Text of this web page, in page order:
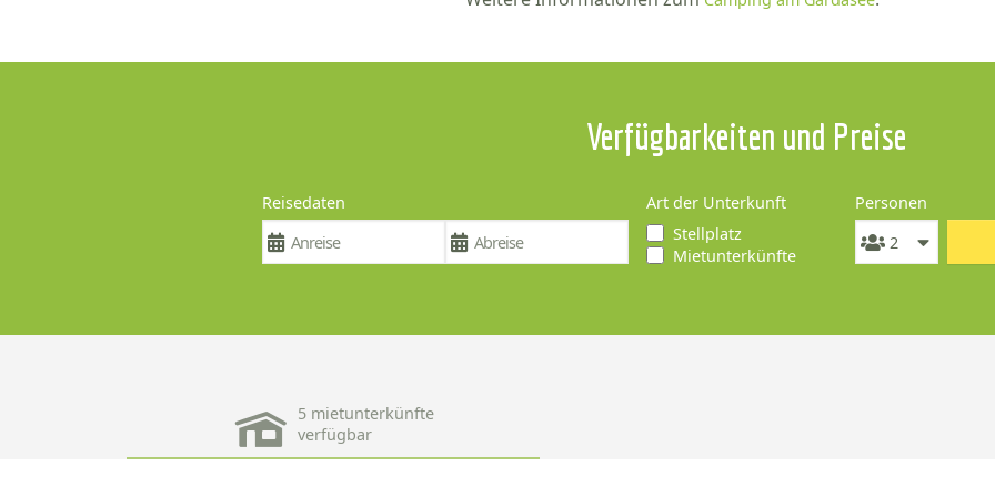
Verfügbarkeiten und Preise
Reisedaten
Art der Unterkunft
Stellplatz
Mietunterkünfte
Personen
5 mietunterkünfte
verfügbar